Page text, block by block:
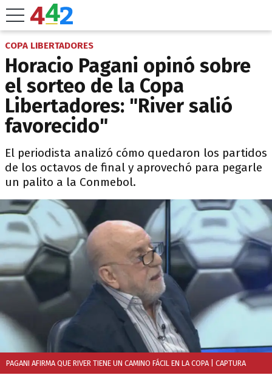
COPA LIBERTADORES
Horacio Pagani opinó sobre
el sorteo de la Copa
Libertadores: "River salió
favorecido"
El periodista analizó cómo quedaron los partidos
de los octavos de final y aprovechó para pegarle
un palito a la Conmebol.
PAGANI AFIRMA QUE RIVER TIENE UN CAMINO FÁCIL EN LA COPA | CAPTURA